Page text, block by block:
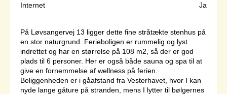
Internet
Ja
På Løvsangervej 13 ligger dette fine stråtækte stenhus på
en stor naturgrund. Ferieboligen er rummelig og lyst
indrettet og har en størrelse på 108 m2, så der er god
plads til 6 personer. Her er også både sauna og spa til at
give en fornemmelse af wellness på ferien.
Beliggenheden er i gåafstand fra Vesterhavet, hvor I kan
nyde lange gåture på stranden, mens I lytter til bølgernes